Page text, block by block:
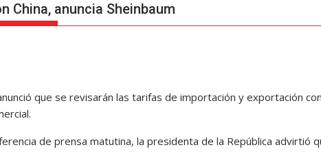
China, anuncia Sheinbaum
que se revisarán las tarifas de importación y exportación
de prensa matutina, la presidenta de la República advirtió